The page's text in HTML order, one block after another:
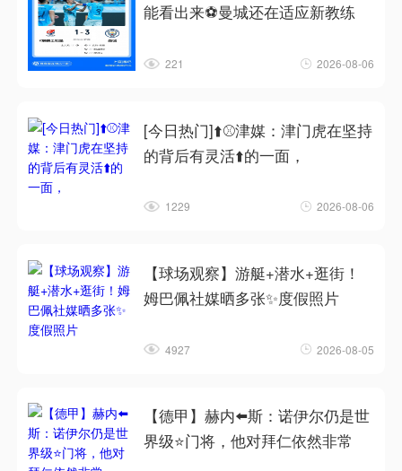
能看出来⚽曼城还在适应新教练
221 2026-08-06
[今日热门]⬆️⚾津媒：津门虎在坚持
的背后有灵活⬆️的一面，
1229 2026-08-06
【球场观察】游艇+潜水+逛街！
姆巴佩社媒晒多张✨度假照片
4927 2026-08-05
【德甲】赫内⬅️斯：诺伊尔仍是世
界级⭐门将，他对拜仁依然非常